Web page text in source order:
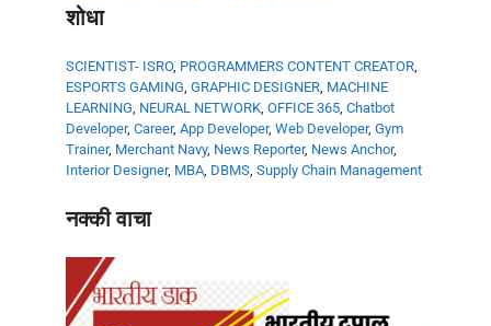
शोधा
SCIENTIST- ISRO, PROGRAMMERS CONTENT CREATOR,
ESPORTS GAMING, GRAPHIC DESIGNER, MACHINE
LEARNING, NEURAL NETWORK, OFFICE 365, Chatbot
Developer, Career, App Developer, Web Developer, Gym
Trainer, Merchant Navy, News Reporter, News Anchor,
Interior Designer, MBA, DBMS, Supply Chain Management
नक्की वाचा